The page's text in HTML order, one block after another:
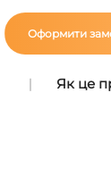
Оформити
Як це